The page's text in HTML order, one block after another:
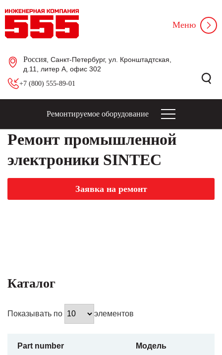
Россия , Санкт-Петербург, ул. Кронштадтская,
д.11, литер А, офис 302
+7 (800) 555-89-01
Меню
Ремонтируемое оборудование
Ремонт промышленной
электроники SINTEC
Заявка на ремонт
Каталог
Показывать по элементов
Part number Модель